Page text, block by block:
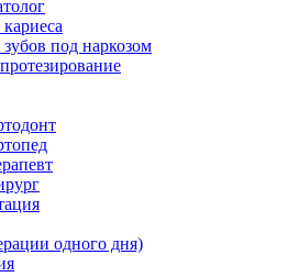
под наркозом
одного дня)